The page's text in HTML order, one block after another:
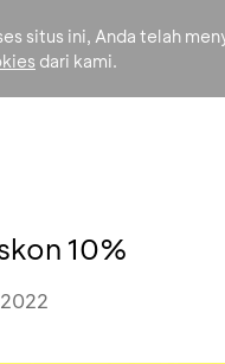
situs ini, Anda telah
dari kami.
10%